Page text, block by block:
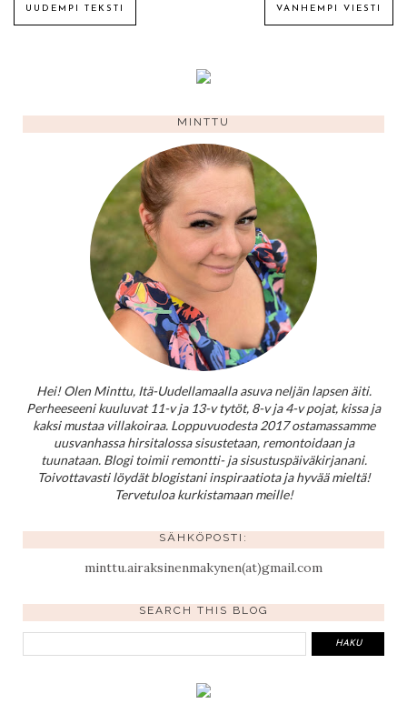
UUDEMPI TEKSTI VANHEMPI VIESTI
MINTTU
Hei! Olen Minttu, Itä-Uudellamaalla asuva neljän lapsen äiti.
Perheeseeni kuuluvat 11-v ja 13-v tytöt, 8-v ja 4-v pojat, kissa ja
kaksi mustaa villakoiraa. Loppuvuodesta 2017 ostamassamme
uusvanhassa hirsitalossa sisustetaan, remontoidaan ja
tuunataan. Blogi toimii remontti- ja sisustuspäiväkirjanani.
Toivottavasti löydät blogistani inspiraatiota ja hyvää mieltä!
Tervetuloa kurkistamaan meille!
SÄHKÖPOSTI:
minttu.airaksinenmakynen(at)gmail.com
SEARCH THIS BLOG